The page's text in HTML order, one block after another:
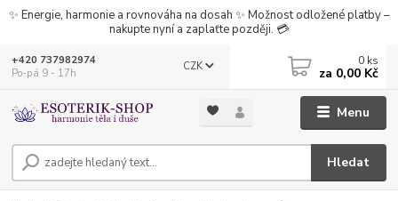
✨ Energie, harmonie a rovnováha na dosah ✨ Možnost odložené platby –
nakupte nyní a zaplaťte později. 💳
Menu
CZK
Hledat
+420 737982974
Po-pá 9 - 17h
0 ks
za 0,00 Kč